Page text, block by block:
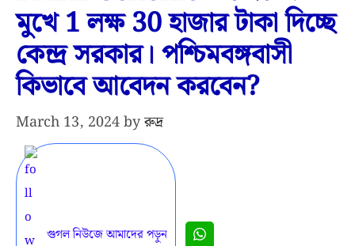
মুখে 1 লক্ষ 30 হাজার টাকা দিচ্ছে
কেন্দ্র সরকার। পশ্চিমবঙ্গবাসী
কিভাবে আবেদন করবেন?
March 13, 2024byরুদ্র
গুগল নিউজে আমাদের পড়ুন